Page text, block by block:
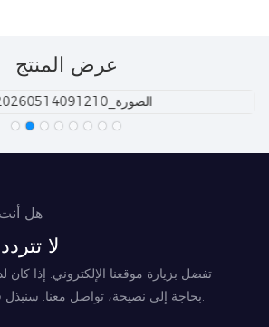
عرض المنتج
هل
لا
تفضل بزيارة موقعنا الإلكتروني. إذا
بحاجة إلى نصيحة، تواصل معنا. سنبذل قصارى جهدنا لمساعدتك.